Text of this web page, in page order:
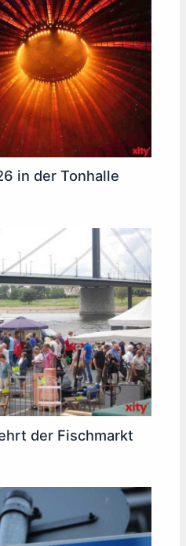
in der Tonhalle
der Fischmarkt